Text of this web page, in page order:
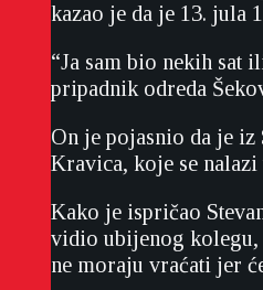
kazao je da je 13. jula
“Ja sam bio nekih sat
pripadnik odreda
On je pojasnio da je iz
Kravica, koje se
Kako je ispričao
vidio ubijenog kolegu,
ne moraju vraćati jer